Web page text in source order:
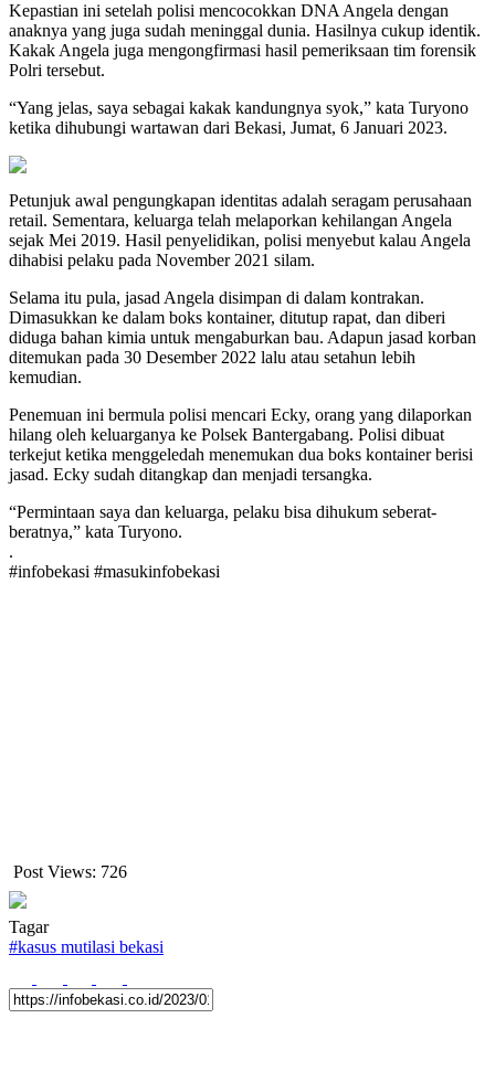
Kepastian ini setelah polisi mencocokkan DNA Angela dengan
anaknya yang juga sudah meninggal dunia. Hasilnya cukup identik.
Kakak Angela juga mengongfirmasi hasil pemeriksaan tim forensik
Polri tersebut.
“Yang jelas, saya sebagai kakak kandungnya syok,” kata Turyono
ketika dihubungi wartawan dari Bekasi, Jumat, 6 Januari 2023.
Petunjuk awal pengungkapan identitas adalah seragam perusahaan
retail. Sementara, keluarga telah melaporkan kehilangan Angela
sejak Mei 2019. Hasil penyelidikan, polisi menyebut kalau Angela
dihabisi pelaku pada November 2021 silam.
Selama itu pula, jasad Angela disimpan di dalam kontrakan.
Dimasukkan ke dalam boks kontainer, ditutup rapat, dan diberi
diduga bahan kimia untuk mengaburkan bau. Adapun jasad korban
ditemukan pada 30 Desember 2022 lalu atau setahun lebih
kemudian.
Penemuan ini bermula polisi mencari Ecky, orang yang dilaporkan
hilang oleh keluarganya ke Polsek Bantergabang. Polisi dibuat
terkejut ketika menggeledah menemukan dua boks kontainer berisi
jasad. Ecky sudah ditangkap dan menjadi tersangka.
“Permintaan saya dan keluarga, pelaku bisa dihukum seberat-
beratnya,” kata Turyono.
.
#infobekasi #masukinfobekasi
Post Views: 726
Tagar
#kasus mutilasi bekasi